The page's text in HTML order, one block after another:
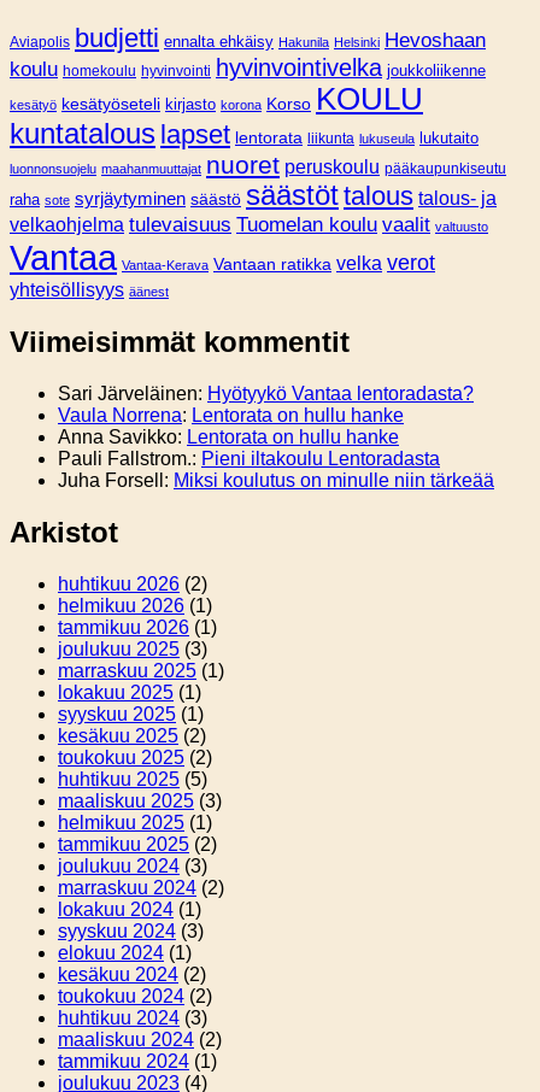
Aviapolis budjetti ennalta ehkäisy Hakunila Helsinki Hevoshaan
koulu homekoulu hyvinvointi hyvinvointivelka joukkoliikenne
kesätyö kesätyöseteli kirjasto korona Korso KOULU
kuntatalous lapset lentorata liikunta lukuseula lukutaito
luonnonsuojelu maahanmuuttajat nuoret peruskoulu pääkaupunkiseutu
raha sote syrjäytyminen säästö säästöttalous talous- ja
velkaohjelma tulevaisuus Tuomelan koulu vaalit valtuusto
Vantaa Vantaa-Kerava Vantaan ratikka velka verot
yhteisöllisyys äänest
Viimeisimmät kommentit
Sari Järveläinen: Hyötyykö Vantaa lentoradasta?
Vaula Norrena: Lentorata on hullu hanke
Anna Savikko: Lentorata on hullu hanke
Pauli Fallstrom.: Pieni iltakoulu Lentoradasta
Juha Forsell : Miksi koulutus on minulle niin tärkeää
Arkistot
huhtikuu 2026 (2)
helmikuu 2026 (1)
tammikuu 2026 (1)
joulukuu 2025 (3)
marraskuu 2025 (1)
lokakuu 2025 (1)
syyskuu 2025 (1)
kesäkuu 2025 (2)
toukokuu 2025 (2)
huhtikuu 2025 (5)
maaliskuu 2025 (3)
helmikuu 2025 (1)
tammikuu 2025 (2)
joulukuu 2024 (3)
marraskuu 2024 (2)
lokakuu 2024 (1)
syyskuu 2024 (3)
elokuu 2024 (1)
kesäkuu 2024 (2)
toukokuu 2024 (2)
huhtikuu 2024 (3)
maaliskuu 2024 (2)
tammikuu 2024 (1)
joulukuu 2023 (4)